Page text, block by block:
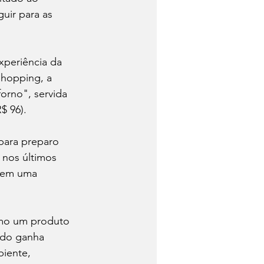
para as
da
a
servida
96).
preparo
últimos
uma
um produto
ganha